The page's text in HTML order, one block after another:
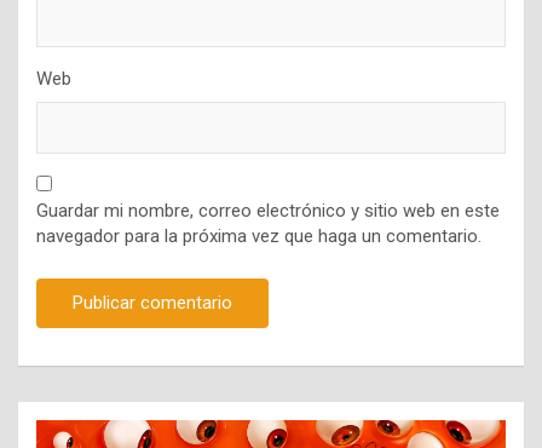
Web
Guardar mi nombre, correo electrónico y sitio web en este
navegador para la próxima vez que haga un comentario.